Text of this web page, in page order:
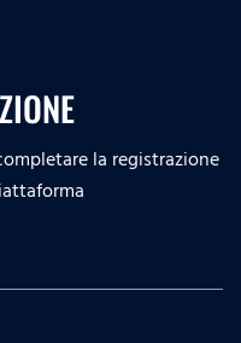
la registrazione